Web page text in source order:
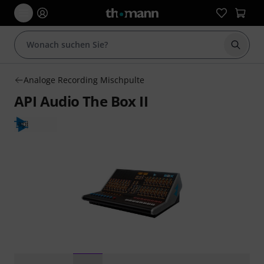
Suche
Analoge Recording Mischpulte
API Audio The Box II